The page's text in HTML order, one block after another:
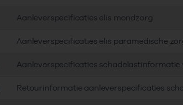
Aanleverspecificaties elis mondzorg
Aanleverspecificaties elis paramedische
Aanleverspecificaties schadelastinformatie
Retourinformatie aanleverspecificaties